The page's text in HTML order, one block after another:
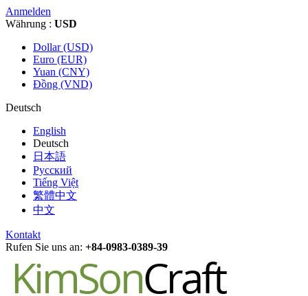
Anmelden
Währung : USD
Dollar (USD)
Euro (EUR)
Yuan (CNY)
Đồng (VND)
Deutsch
English
Deutsch
日本語
Русский
Tiếng Việt
繁體中文
中文
Kontakt
Rufen Sie uns an: +84-0983-0389-39